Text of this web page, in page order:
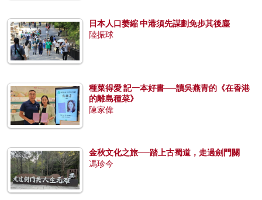
日本人口萎縮 中港須先謀劃免步其後塵
陸振球
種菜得愛 記一本好書──讀吳燕青的《在香港
的離島種菜》
陳家偉
金秋文化之旅──踏上古蜀道，走過劍門關
馮珍今